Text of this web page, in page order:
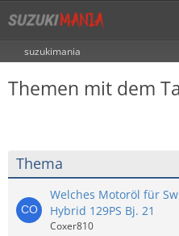
suzukimania
Themen mit dem
Thema
Welches Motoröl für
Hybrid 129PS Bj. 21
Coxer810